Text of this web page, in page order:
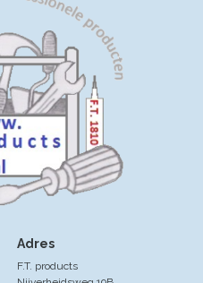
Adres
F.T. products